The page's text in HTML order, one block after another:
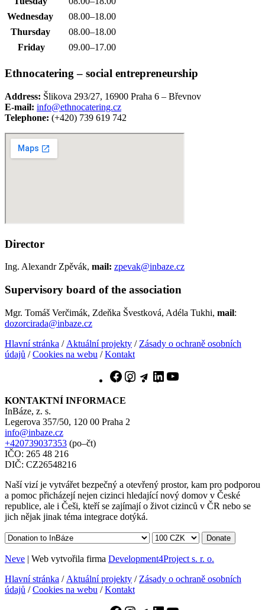
Wednesday
08.00–18.00
Thursday
08.00–18.00
Friday
09.00–17.00
Ethnocatering – social entrepreneurship
Address: Šlikova 293/27, 16900 Praha 6 – Břevnov
E-mail: info@ethnocatering.cz
Telephone: (+420) 739 619 742
Director
Ing. Alexandr Zpěvák, mail: zpevak@inbaze.cz
Supervisory board of the association
Mgr. Tomáš Verčimák, Zdeňka Švestková, Adéla Tukhi, mail:
dozorcirada@inbaze.cz
Hlavní stránka / Aktuální projekty / Zásady o ochraně osobních
údajů /Cookies na webu /Kontakt
Facebook
Instagram
TelegramLinkedIn
KONTAKTNÍ INFORMACE
InBáze, z. s.
Legerova 357/50, 120 00 Praha 2
info@inbaze.cz
+420739037353 (po–čt)
IČO: 265 48 216
DIČ: CZ26548216
Naší vizí je vytvářet bezpečný a otevřený prostor, kam pro podporou
a pomoc přicházejí nejen cizinci hledající nový domov v České
republice, ale i Češi, kteří se zajímají o život cizinců v ČR nebo se
jich nějak jinak téma integrace dotýká.
Donate
Neve | Web vytvořila firma Development4Project s. r. o.
Hlavní stránka / Aktuální projekty / Zásady o ochraně osobních
údajů /Cookies na webu /Kontakt